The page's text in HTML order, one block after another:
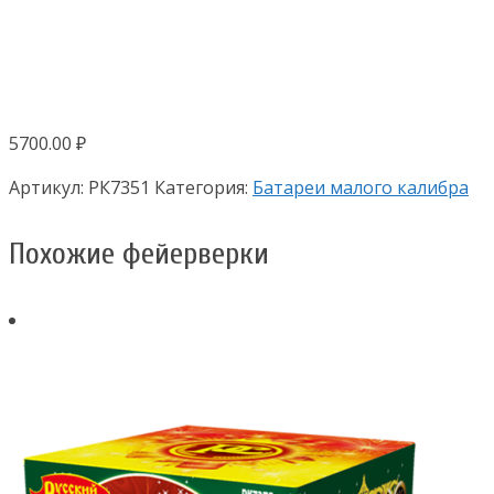
5700.00 ₽
Артикул: РК7351 Категория: Батареи малого калибра
Похожие фейерверки